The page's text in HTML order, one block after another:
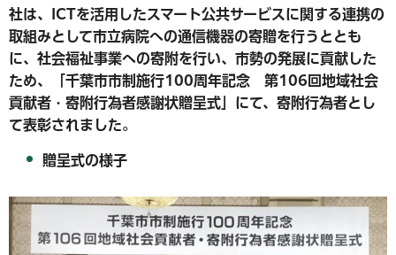
社は、ICTを活用したスマート公共サービスに関する連携の
取組みとして市立病院への通信機器の寄贈を行うととも
に、社会福祉事業への寄附を行い、市勢の発展に貢献した
ため、「千葉市市制施行100周年記念 第106回地域社会
貢献者・寄附行為者感謝状贈呈式」にて、寄附行為者とし
て表彰されました。
贈呈式の様子